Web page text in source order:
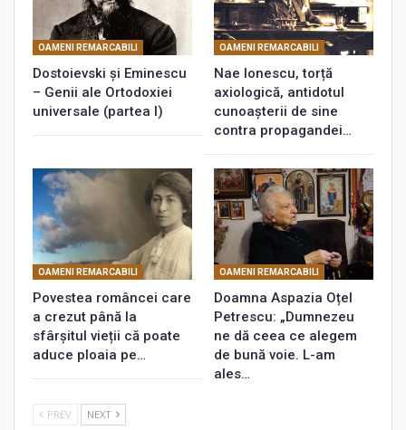
OAMENI REMARCABILI
Dostoievski și Eminescu
– Genii ale Ortodoxiei
universale (partea I)
OAMENI REMARCABILI
Nae Ionescu, torță
axiologică, antidotul
cunoașterii de sine
contra propagandei…
OAMENI REMARCABILI
Povestea româncei care
a crezut până la
sfârșitul vieții că poate
aduce ploaia pe…
OAMENI REMARCABILI
Doamna Aspazia Oțel
Petrescu: „Dumnezeu
ne dă ceea ce alegem
de bună voie. L-am
ales…
PREV NEXT